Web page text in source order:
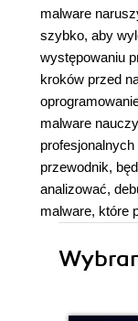
malware
szybko, aby
występowaniu
kroków przed
malware
przewodnik,
analizować,
malware, które